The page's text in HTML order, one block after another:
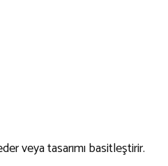
veya tasarımı basitleştirir.